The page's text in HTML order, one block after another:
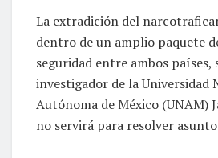
La extradición del
dentro de un amplio paquete
seguridad entre ambos países,
investigador de la Universidad
Autónoma de México (UNAM)
no servirá para resolver